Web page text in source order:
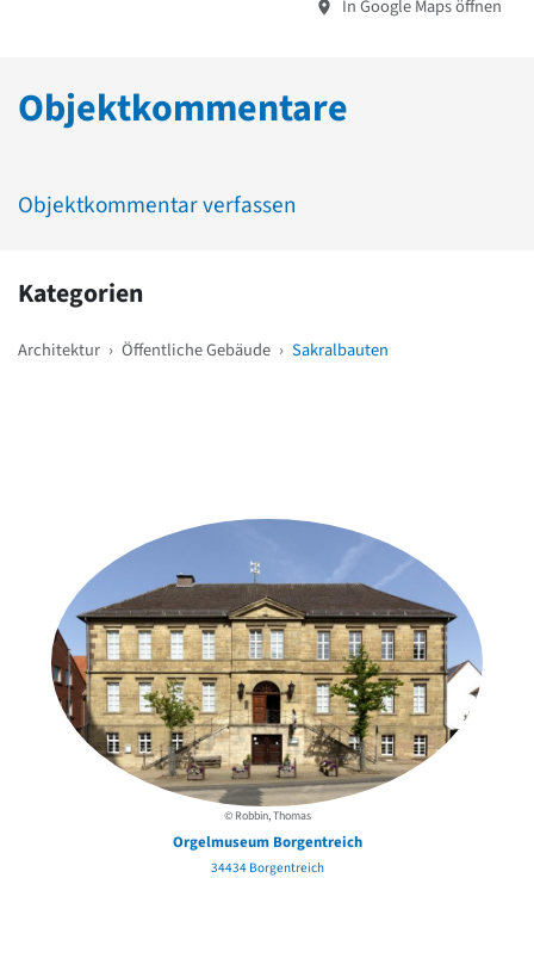
In Google Maps öffnen
Objektkommentare
Objektkommentar verfassen
Kategorien
Architektur › Öffentliche Gebäude › Sakralbauten
© Robbin, Thomas
Orgelmuseum Borgentreich
34434 Borgentreich